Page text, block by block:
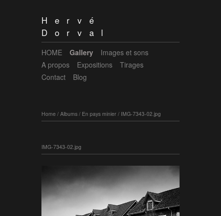
Hervé
Dorval
HOME Gallery
Images et sons
A propos
Expositions
Tirages
Contact
Blog
Home / Albums / En pays minier / IMG-7343-02.jpg
IMG-7343-02.jpg